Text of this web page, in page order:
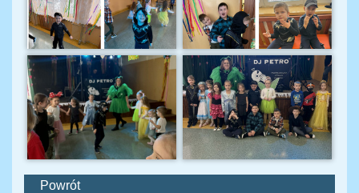
Powrót